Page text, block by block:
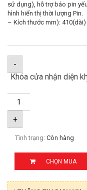
sử dụng), hỗ trợ báo pin
hình hiển thị thời lượng Pin.
– Kích thước mm):
-
Khóa cửa nhận diện
+
Tình trạng: Còn hàng
CHỌN MUA